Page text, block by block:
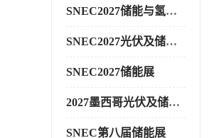
SNEC2027储能与氢能展
SNEC2027光伏及储能展
SNEC2027储能展
2027墨西哥光伏及储能展
SNEC第八届储能展